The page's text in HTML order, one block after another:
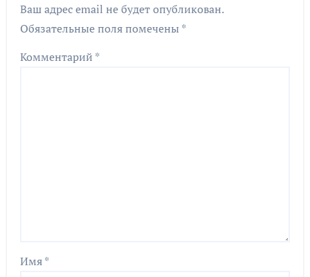
Ваш адрес email не будет опубликован.
Обязательные поля помечены *
Комментарий *
Имя*